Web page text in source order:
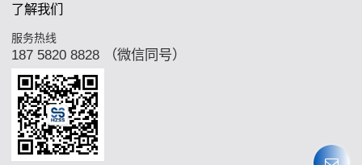
了解我们
服务热线
187 5820 8828 （微信同号）